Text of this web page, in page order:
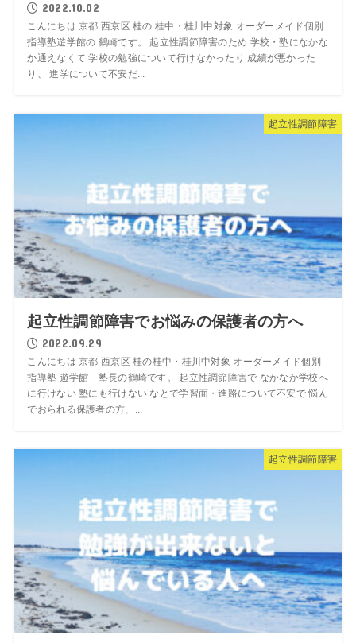
2022.10.02
こんにちは 京都 西京区 桂の 桂中・桂川中対象 オーダーメイド個別
指導塾遊学館の 鶴崎です。 起立性調節障害のため 学校・塾になかな
か通えなくて 学校の勉強について行けなかったり 成績が悪かった
り、 進学について不安だ...
起立性調節障害
起立性調節障害でお悩みの保護者の方へ
2022.09.29
こんにちは 京都 西京区 桂の桂中・桂川中対象 オーダーメイド個別
指導塾 遊学館 塾長の鶴崎です。 起立性調節障害で なかなか学校へ
に行けない 塾にも行けない なとで学習面・進路について不安で 悩ん
でおられる保護者の方、...
起立性調節障害